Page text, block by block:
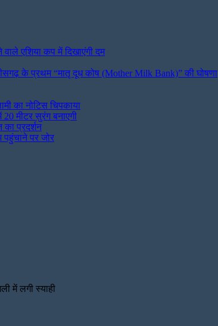
वाले एशिया कप में दिखाएंगी दम
के प्रथम “मातृ दूध कोष (Mother Milk Bank)” की घोषणा
का नोटिस चिपकाया
मीटर सुरंग बनाएगी
प्रदर्शन
पहुंचाने पर जोर
में लगी स्याही